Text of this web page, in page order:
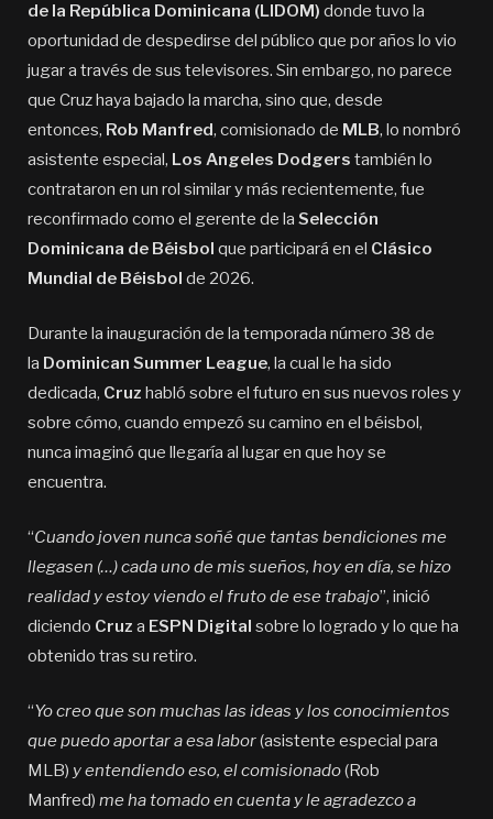
de la República Dominicana (LIDOM) donde tuvo la
oportunidad de despedirse del público que por años lo vio
jugar a través de sus televisores. Sin embargo, no parece
que Cruz haya bajado la marcha, sino que, desde
entonces, Rob Manfred, comisionado de MLB, lo nombró
asistente especial, Los Angeles Dodgers también lo
contrataron en un rol similar y más recientemente, fue
reconfirmado como el gerente de la Selección
Dominicana de Béisbol que participará en el Clásico
Mundial de Béisbol de 2026.
Durante la inauguración de la temporada número 38 de
la Dominican Summer League, la cual le ha sido
dedicada, Cruz habló sobre el futuro en sus nuevos roles y
sobre cómo, cuando empezó su camino en el béisbol,
nunca imaginó que llegaría al lugar en que hoy se
encuentra.
“Cuando joven nunca soñé que tantas bendiciones me
llegasen (…) cada uno de mis sueños, hoy en día, se hizo
realidad y estoy viendo el fruto de ese trabajo”, inició
diciendo Cruz a ESPN Digital sobre lo logrado y lo que ha
obtenido tras su retiro.
“Yo creo que son muchas las ideas y los conocimientos
que puedo aportar a esa labor(asistente especial para
MLB) y entendiendo eso, el comisionado(Rob
Manfred) me ha tomado en cuenta y le agradezco a